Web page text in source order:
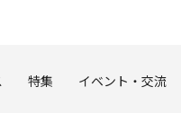
特集 イベント・交流